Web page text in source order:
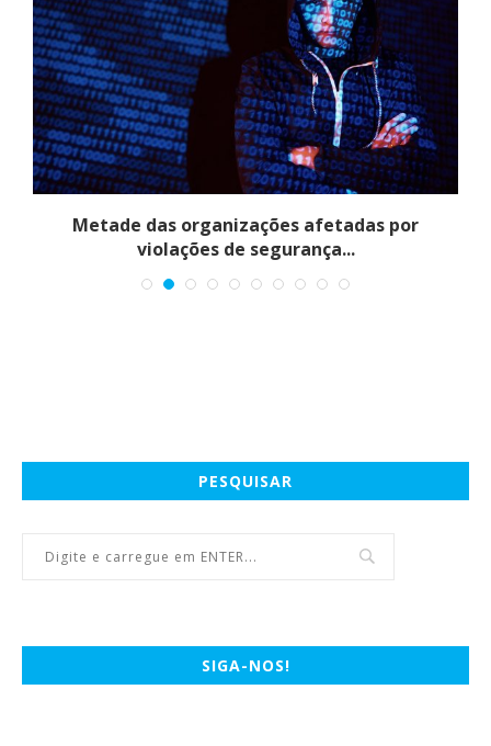
Metade das organizações afetadas por
violações de segurança...
PESQUISAR
SIGA-NOS!